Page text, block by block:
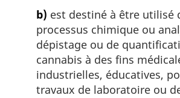
b) est destiné à être utilisé
processus chimique ou
dépistage ou de
cannabis à des fins
industrielles, éducatives,
travaux de laboratoire ou